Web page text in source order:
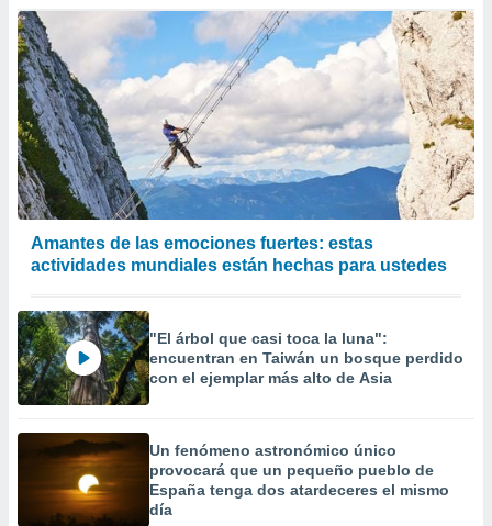
Amantes de las emociones fuertes: estas
actividades mundiales están hechas para ustedes
"El árbol que casi toca la luna":
encuentran en Taiwán un bosque perdido
con el ejemplar más alto de Asia
Un fenómeno astronómico único
provocará que un pequeño pueblo de
España tenga dos atardeceres el mismo
día